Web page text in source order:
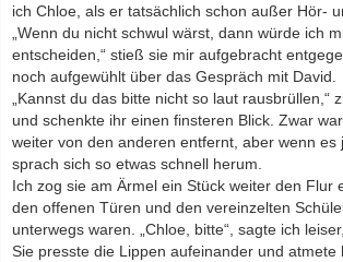
ich Chloe, als er tatsächlich schon außer Hör-
„Wenn du nicht schwul wärst, dann würde ich
entscheiden,“ stieß sie mir aufgebracht
noch aufgewühlt über das Gespräch mit David.
„Kannst du das bitte nicht so laut rausbrüllen,“
und schenkte ihr einen finsteren Blick. Zwar
weiter von den anderen entfernt, aber wenn es
sprach sich so etwas schnell herum.
Ich zog sie am Ärmel ein Stück weiter den Flur
den offenen Türen und den vereinzelten
unterwegs waren. „Chloe, bitte“, sagte ich
Sie presste die Lippen aufeinander und atmete